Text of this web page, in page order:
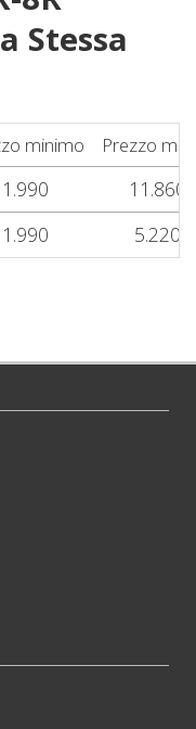
Stessa
minimo Prezzo
1.990
11.860
1.990 5.220